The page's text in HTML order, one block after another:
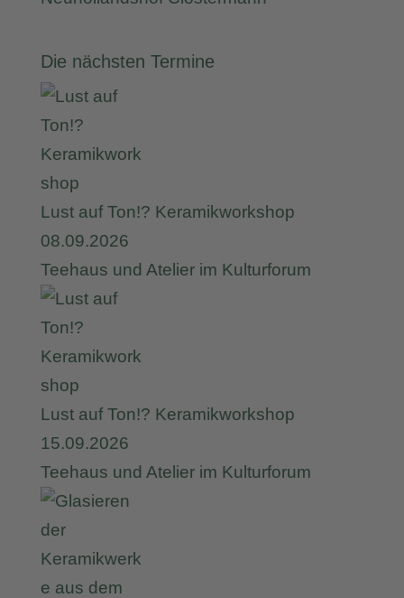
Die nächsten Termine
Lust auf Ton!? Keramikworkshop
08.09.2026
Teehaus und Atelier im Kulturforum
Lust auf Ton!? Keramikworkshop
15.09.2026
Teehaus und Atelier im Kulturforum